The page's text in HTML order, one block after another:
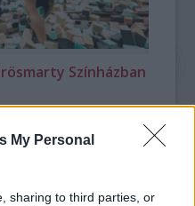
My Personal
sharing to third parties, or
Színházban
Vörösmarty Színház Ivan
Az előadást a Kozák
a színház művészeti